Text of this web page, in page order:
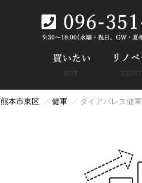
熊本市東区 健軍 ダイアパレス健軍